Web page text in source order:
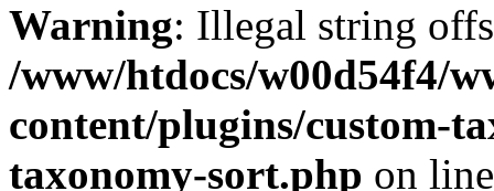
Warning: Illegal string
/www/htdocs/w00d54f4/
content/plugins/custom-
taxonomy-sort.php on